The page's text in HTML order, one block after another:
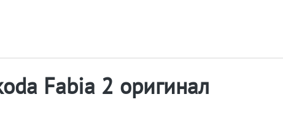
Fabia 2 оригинал